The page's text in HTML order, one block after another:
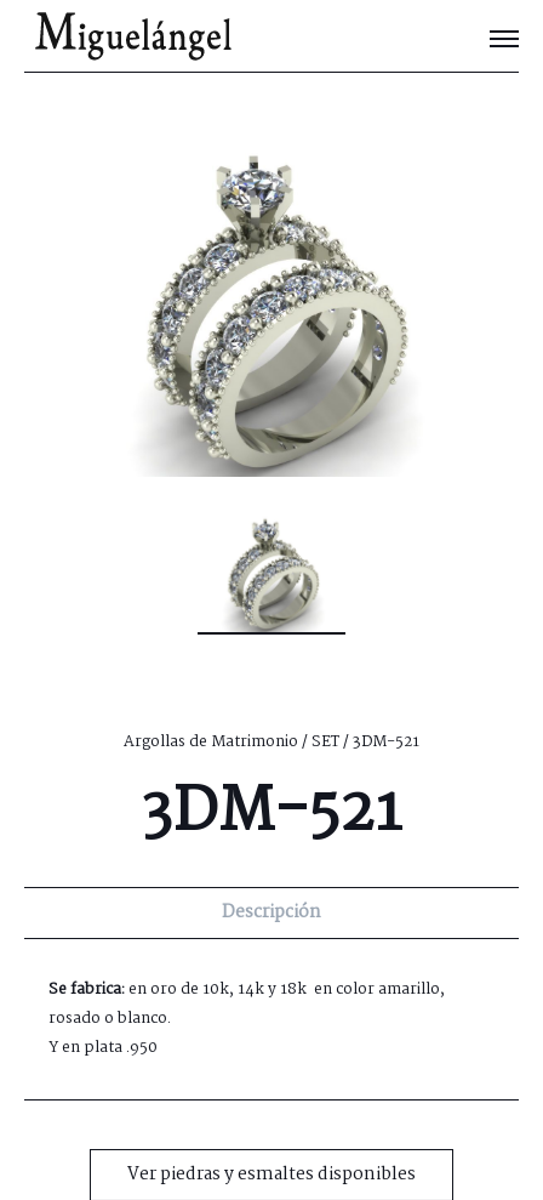
Joyas Únicas
Blog
Contacto
Argollas de Matrimonio/SET/ 3DM-521
3DM-521
Descripción
Se fabrica:en oro de 10k, 14k y 18k en color amarillo,
rosado o blanco.
Y en plata .950
Ver piedras y esmaltes disponibles